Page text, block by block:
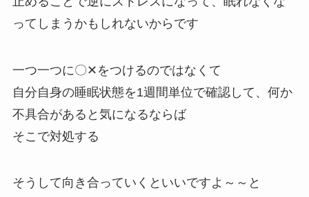
ってしまうかもしれないからです
一つ一つに〇✕をつけるのではなくて
自分自身の睡眠状態を1週間単位で確認して、何か
不具合があると気になるならば
そこで対処する
そうして向き合っていくといいですよ～～と